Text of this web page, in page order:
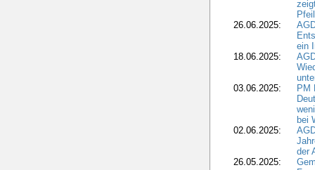
26.06.2025:
ein
18.06.2025:
03.06.2025:
PM
bei
02.06.2025:
der
26.05.2025: